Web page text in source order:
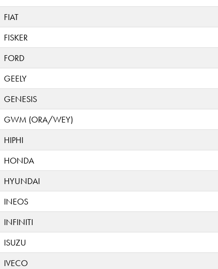
FIAT
FISKER
FORD
GEELY
GENESIS
GWM (ORA/WEY)
HIPHI
HONDA
HYUNDAI
INEOS
INFINITI
ISUZU
IVECO